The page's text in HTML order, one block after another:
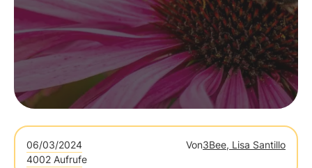
06/03/2024 Von3Bee, Lisa Santillo
4002 Aufrufe